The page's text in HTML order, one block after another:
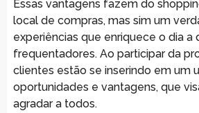
Essas vantagens fazem do
local de compras, mas sim um
experiências que enriquece o dia a
frequentadores. Ao participar da
clientes estão se inserindo em um
oportunidades e vantagens, que
agradar a todos.